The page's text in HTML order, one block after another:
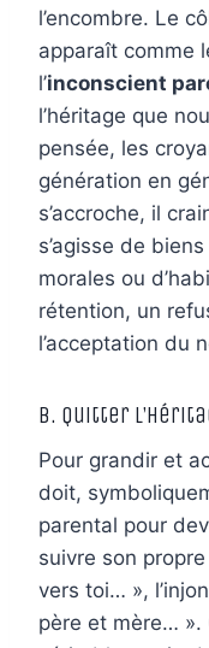
l’encombre. Le
apparaît comme
l’inconscient
l’héritage que
pensée, les
génération en
s’accroche, il
s’agisse de
morales ou
rétention, un
l’acceptation du
B. Quitter
Pour grandir et
doit,
parental pour
suivre son
vers toi… »,
père et mère… ».